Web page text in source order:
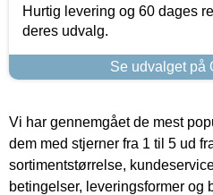
Hurtig levering og 60 dages
deres udvalg.
Se udvalget på
Vi har gennemgået de mest
dem med stjerner fra 1 til 5 ud
sortimentstørrelse,
betingelser, leveringsformer og